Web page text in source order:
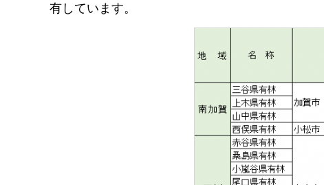
有しています。